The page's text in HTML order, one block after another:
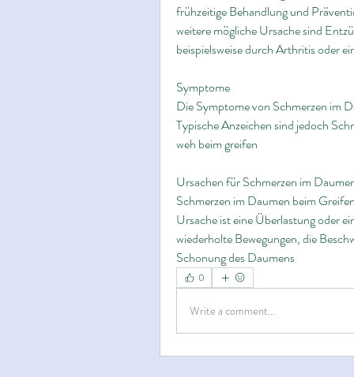
frühzeitige Behandlung und
weitere mögliche Ursache sind
beispielsweise durch Arthritis oder
Symptome
Die Symptome von Schmerzen im
Typische Anzeichen sind jedoch
weh beim greifen
Ursachen für Schmerzen im
Schmerzen im Daumen beim
Ursache ist eine Überlastung oder
wiederholte Bewegungen, die
Schonung des Daumens
0
Write a comment...